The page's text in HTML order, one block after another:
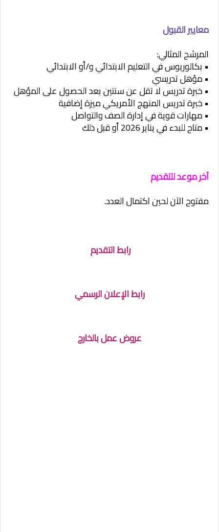
معايير القبول
المرشح المثالي:
• بكالوريوس في التعليم الابتدائي و/أو الابتدائي
• مؤهل تدريسي
• خبرة تدريس لا تقل عن سنتين بعد الحصول على المؤهل
• خبرة تدريس المنهج الأمريكي ميزة إضافية
• مهارات قوية في إدارة الصف والتواصل
• متاح للبدء في يناير 2026 أو قبل ذلك
آخر موعد للتقديم
مفتوح الآن لحين اكتمال العدد.
رابط التقديم
رابط الإعلان الرسمي
عروض عمل بالخارج